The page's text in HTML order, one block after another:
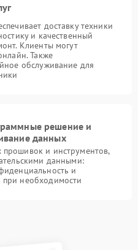
доставку техники
и качественный
Клиенты могут
Также
обслуживание для
решение и
данных
и инструментов,
данными:
и
необходимости